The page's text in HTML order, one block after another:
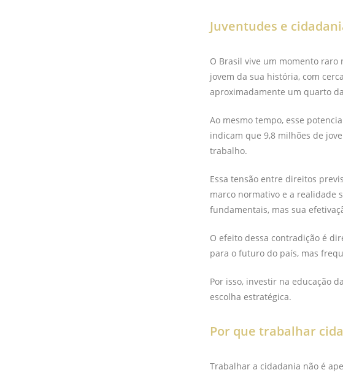
Juventudes e
O Brasil vive um momento
jovem da sua história, com
aproximadamente um quarto
Ao mesmo tempo, esse
indicam que 9,8 milhões de
trabalho.
Essa tensão entre direitos
marco normativo e a realidade
fundamentais, mas sua
O efeito dessa contradição é
para o futuro do país, mas
Por isso, investir na educação
escolha estratégica.
Por que trabalhar
Trabalhar a cidadania não é